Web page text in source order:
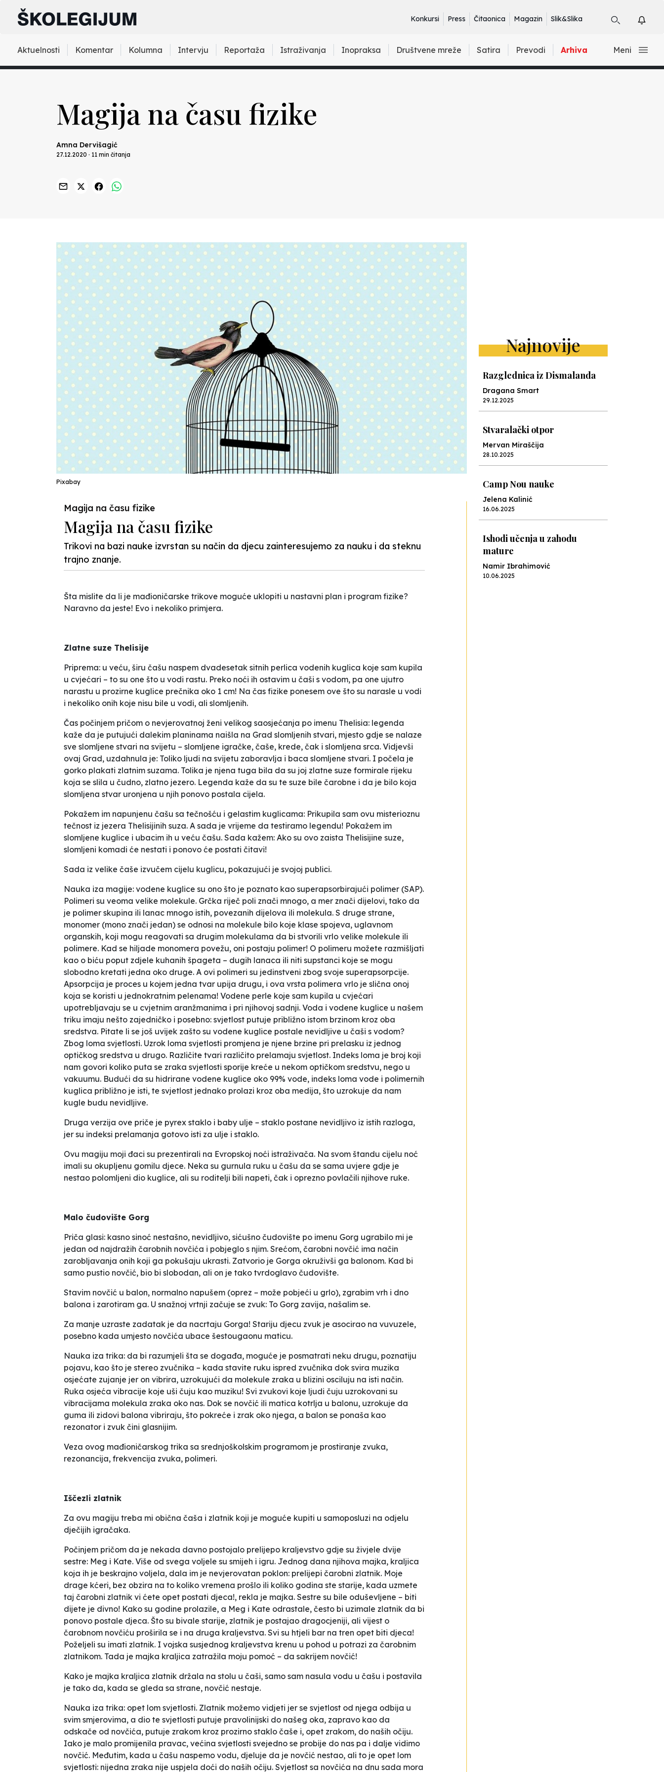
Konkursi Press Čitaonica Magazin Slik&Slika
Aktuelnosti Komentar Kolumna Intervju Reportaža Istraživanja Inopraksa Društvene mreže Satira Prevodi Arhiva Meni
Magija na času fizike
Amna Dervišagić
27.12.2020 · 11 min čitanja
Pixabay
Magija na času fizike
Magija na času fizike
Trikovi na bazi nauke izvrstan su način da djecu zainteresujemo za nauku i da steknu
trajno znanje.
Šta mislite da li je mađioničarske trikove moguće uklopiti u nastavni plan i program fizike?
Naravno da jeste! Evo i nekoliko primjera.
Zlatne suze Thelisije
Priprema: u veću, širu čašu naspem dvadesetak sitnih perlica vodenih kuglica koje sam kupila
u cvjećari – to su one što u vodi rastu. Preko noći ih ostavim u čaši s vodom, pa one ujutro
narastu u prozirne kuglice prečnika oko 1 cm! Na čas fizike ponesem ove što su narasle u vodi
i nekoliko onih koje nisu bile u vodi, ali slomljenih.
Čas počinjem pričom o nevjerovatnoj ženi velikog saosjećanja po imenu Thelisia: legenda
kaže da je putujući dalekim planinama naišla na Grad slomljenih stvari, mjesto gdje se nalaze
sve slomljene stvari na svijetu – slomljene igračke, čaše, krede, čak i slomljena srca. Vidjevši
ovaj Grad, uzdahnula je: Toliko ljudi na svijetu zaboravlja i baca slomljene stvari. I počela je
gorko plakati zlatnim suzama. Tolika je njena tuga bila da su joj zlatne suze formirale rijeku
koja se slila u čudno, zlatno jezero. Legenda kaže da su te suze bile čarobne i da je bilo koja
slomljena stvar uronjena u njih ponovo postala cijela.
Pokažem im napunjenu čašu sa tečnošću i gelastim kuglicama: Prikupila sam ovu misterioznu
tečnost iz jezera Thelisijinih suza. A sada je vrijeme da testiramo legendu! Pokažem im
slomljene kuglice i ubacim ih u veću čašu. Sada kažem: Ako su ovo zaista Thelisijine suze,
slomljeni komadi će nestati i ponovo će postati čitavi!
Sada iz velike čaše izvučem cijelu kuglicu, pokazujući je svojoj publici.
Nauka iza magije: vodene kuglice su ono što je poznato kao superapsorbirajući polimer (SAP).
Polimeri su veoma velike molekule. Grčka riječ poli znači mnogo, a mer znači dijelovi, tako da
je polimer skupina ili lanac mnogo istih, povezanih dijelova ili molekula. S druge strane,
monomer (mono znači jedan) se odnosi na molekule bilo koje klase spojeva, uglavnom
organskih, koji mogu reagovati sa drugim molekulama da bi stvorili vrlo velike molekule ili
polimere. Kad se hiljade monomera povežu, oni postaju polimer! O polimeru možete razmišljati
kao o biću poput zdjele kuhanih špageta – dugih lanaca ili niti supstanci koje se mogu
slobodno kretati jedna oko druge. A ovi polimeri su jedinstveni zbog svoje superapsorpcije.
Apsorpcija je proces u kojem jedna tvar upija drugu, i ova vrsta polimera vrlo je slična onoj
koja se koristi u jednokratnim pelenama! Vodene perle koje sam kupila u cvjećari
upotrebljavaju se u cvjetnim aranžmanima i pri njihovoj sadnji. Voda i vodene kuglice u našem
triku imaju nešto zajedničko i posebno: svjetlost putuje približno istom brzinom kroz oba
sredstva. Pitate li se još uvijek zašto su vodene kuglice postale nevidljive u čaši s vodom?
Zbog loma svjetlosti. Uzrok loma svjetlosti promjena je njene brzine pri prelasku iz jednog
optičkog sredstva u drugo. Različite tvari različito prelamaju svjetlost. Indeks loma je broj koji
nam govori koliko puta se zraka svjetlosti sporije kreće u nekom optičkom sredstvu, nego u
vakuumu. Budući da su hidrirane vodene kuglice oko 99% vode, indeks loma vode i polimernih
kuglica približno je isti, te svjetlost jednako prolazi kroz oba medija, što uzrokuje da nam
kugle budu nevidljive.
Druga verzija ove priče je pyrex staklo i baby ulje – staklo postane nevidljivo iz istih razloga,
jer su indeksi prelamanja gotovo isti za ulje i staklo.
Ovu magiju moji đaci su prezentirali na Evropskoj noći istraživača. Na svom štandu cijelu noć
imali su okupljenu gomilu djece. Neka su gurnula ruku u čašu da se sama uvjere gdje je
nestao polomljeni dio kuglice, ali su roditelji bili napeti, čak i oprezno povlačili njihove ruke.
Malo čudovište Gorg
Priča glasi: kasno sinoć nestašno, nevidljivo, sićušno čudovište po imenu Gorg ugrabilo mi je
jedan od najdražih čarobnih novčića i pobjeglo s njim. Srećom, čarobni novčić ima način
zarobljavanja onih koji ga pokušaju ukrasti. Zatvorio je Gorga okruživši ga balonom. Kad bi
samo pustio novčić, bio bi slobodan, ali on je tako tvrdoglavo čudovište.
Stavim novčić u balon, normalno napušem (oprez – može pobjeći u grlo), zgrabim vrh i dno
balona i zarotiram ga. U snažnoj vrtnji začuje se zvuk: To Gorg zavija, našalim se.
Za manje uzraste zadatak je da nacrtaju Gorga! Stariju djecu zvuk je asocirao na vuvuzele,
posebno kada umjesto novčića ubace šestougaonu maticu.
Nauka iza trika: da bi razumjeli šta se događa, moguće je posmatrati neku drugu, poznatiju
pojavu, kao što je stereo zvučnika – kada stavite ruku ispred zvučnika dok svira muzika
osjećate zujanje jer on vibrira, uzrokujući da molekule zraka u blizini osciluju na isti način.
Ruka osjeća vibracije koje uši čuju kao muziku! Svi zvukovi koje ljudi čuju uzrokovani su
vibracijama molekula zraka oko nas. Dok se novčić ili matica kotrlja u balonu, uzrokuje da
guma ili zidovi balona vibriraju, što pokreće i zrak oko njega, a balon se ponaša kao
rezonator i zvuk čini glasnijim.
Veza ovog mađioničarskog trika sa srednjoškolskim programom je prostiranje zvuka,
rezonancija, frekvencija zvuka, polimeri.
Iščezli zlatnik
Za ovu magiju treba mi obična čaša i zlatnik koji je moguće kupiti u samoposluzi na odjelu
dječijih igračaka.
Počinjem pričom da je nekada davno postojalo prelijepo kraljevstvo gdje su živjele dvije
sestre: Meg i Kate. Više od svega voljele su smijeh i igru. Jednog dana njihova majka, kraljica
koja ih je beskrajno voljela, dala im je nevjerovatan poklon: prelijepi čarobni zlatnik. Moje
drage kćeri, bez obzira na to koliko vremena prošlo ili koliko godina ste starije, kada uzmete
taj čarobni zlatnik vi ćete opet postati djeca!, rekla je majka. Sestre su bile oduševljene – biti
dijete je divno! Kako su godine prolazile, a Meg i Kate odrastale, često bi uzimale zlatnik da bi
ponovo postale djeca. Što su bivale starije, zlatnik je postajao dragocjeniji, ali vijest o
čarobnom novčiću proširila se i na druga kraljevstva. Svi su htjeli bar na tren opet biti djeca!
Poželjeli su imati zlatnik. I vojska susjednog kraljevstva krenu u pohod u potrazi za čarobnim
zlatnikom. Tada je majka kraljica zatražila moju pomoć – da sakrijem novčić!
Kako je majka kraljica zlatnik držala na stolu u čaši, samo sam nasula vodu u čašu i postavila
je tako da, kada se gleda sa strane, novčić nestaje.
Nauka iza trika: opet lom svjetlosti. Zlatnik možemo vidjeti jer se svjetlost od njega odbija u
svim smjerovima, a dio te svjetlosti putuje pravolinijski do našeg oka, zapravo kao da
odskače od novčića, putuje zrakom kroz prozirno staklo čaše i, opet zrakom, do naših očiju.
Iako je malo promijenila pravac, većina svjetlosti svejedno se probije do nas pa i dalje vidimo
novčić. Međutim, kada u čašu naspemo vodu, djeluje da je novčić nestao, ali to je opet lom
svjetlosti: nijedna zraka nije uspjela doći do naših očiju. Svjetlost sa novčića na dnu sada mora
Najnovije
Razglednica iz Dismalanda
Dragana Smart
29.12.2025
Stvaralački otpor
Mervan Miraščija
28.10.2025
Camp Nou nauke
Jelena Kalinić
16.06.2025
Ishodi učenja u zahodu
mature
Namir Ibrahimović
10.06.2025